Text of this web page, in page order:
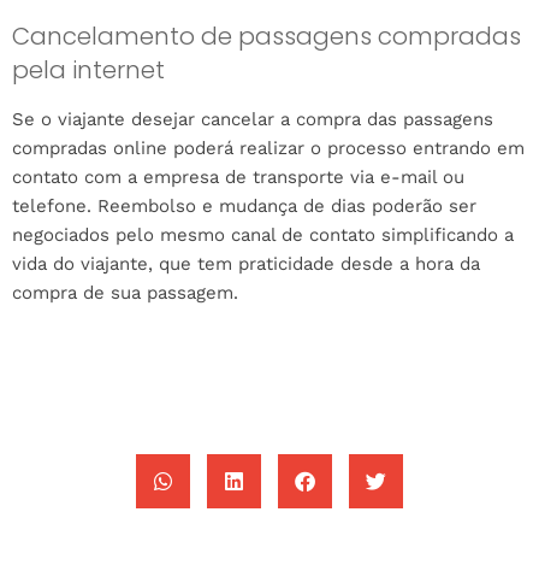
Cancelamento de passagens compradas
pela internet
Se o viajante desejar cancelar a compra das passagens
compradas online poderá realizar o processo entrando em
contato com a empresa de transporte via e-mail ou
telefone. Reembolso e mudança de dias poderão ser
negociados pelo mesmo canal de contato simplificando a
vida do viajante, que tem praticidade desde a hora da
compra de sua passagem.